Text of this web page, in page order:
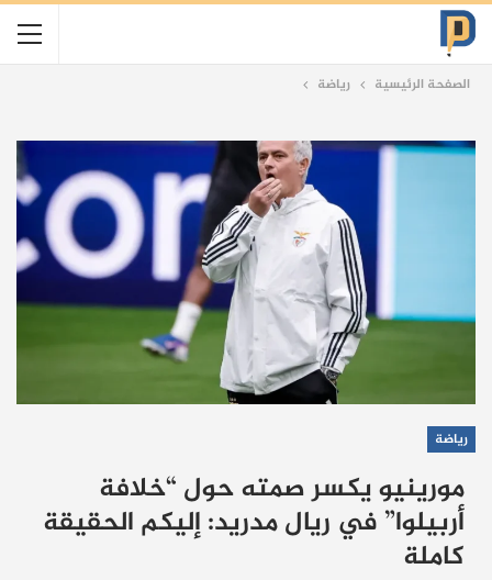
الصفحة الرئيسية رياضة
رياضة
مورينيو يكسر صمته حول “خلافة
أربيلوا” في ريال مدريد: إليكم الحقيقة
كاملة